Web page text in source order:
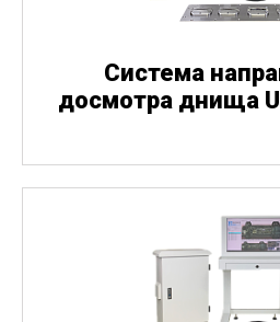
Система
досмотра днища